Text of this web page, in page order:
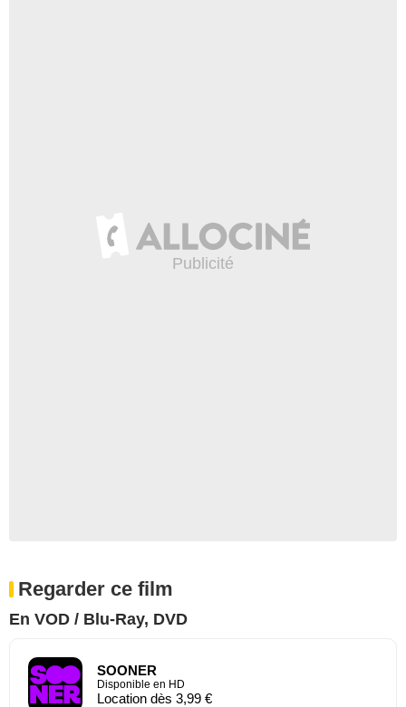
Regarder ce film
En VOD / Blu-Ray, DVD
SOONER
Disponible en HD
Location dès 3,99 €